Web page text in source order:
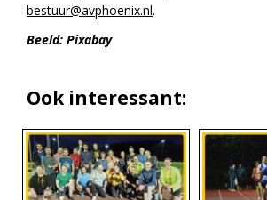
bestuur@avphoenix.nl.
Beeld: Pixabay
Ook interessant: